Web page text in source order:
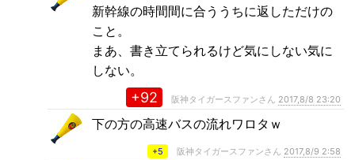
新幹線の時間間に合ううちに返しただけの
こと。
まあ、書き立てられるけど気にしない気に
しない。
+92 阪神タイガースファンさん 2017,8/8 23:20
下の方の高速バスの流れワロタｗ
+5 阪神タイガースファンさん 2017,8/9 2:58